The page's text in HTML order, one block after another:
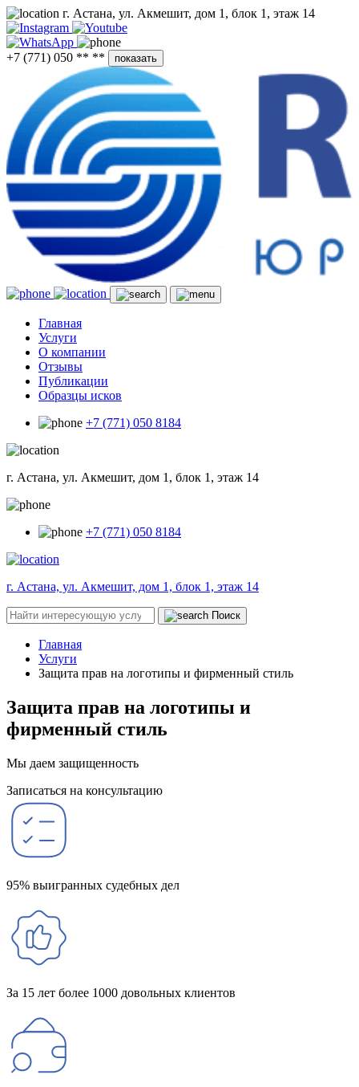
г. Астана, ул. Акмешит, дом 1, блок 1, этаж 14
+7 (771) 050 ** ** показать
Главная
Услуги
О компании
Отзывы
Публикации
Образцы исков
+7 (771) 050 8184
г. Астана, ул. Акмешит, дом 1, блок 1, этаж 14
+7 (771) 050 8184
г. Астана, ул. Акмешит, дом 1, блок 1, этаж 14
Поиск
Главная
Услуги
Защита прав на логотипы и фирменный стиль
Защита прав на логотипы и
фирменный стиль
Мы даем защищенность
Записаться на консультацию
95% выигранных судебных дел
За 15 лет более 1000 довольных клиентов